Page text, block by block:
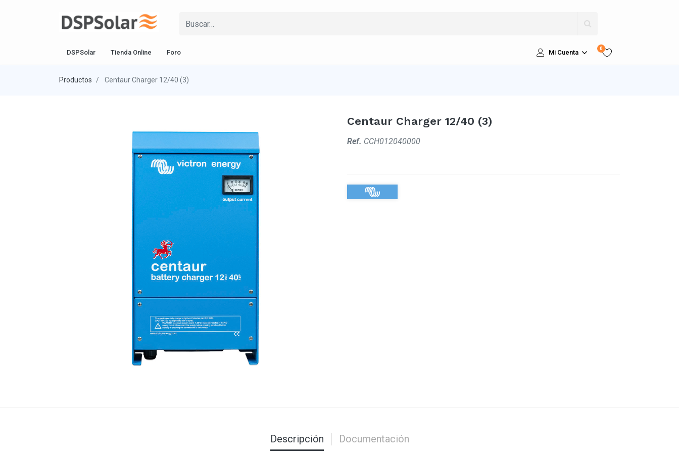
DSPSolar Tienda Online Foro Mi Cuenta
0
Productos Centaur Charger 12/40 (3)
Centaur Charger 12/40 (3)
Ref. CCH012040000
Descripción Documentación